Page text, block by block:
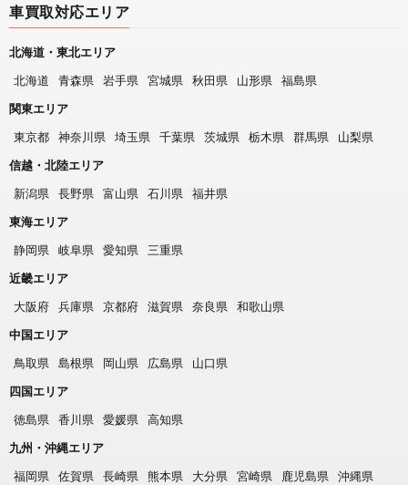
車買取対応エリア
北海道・東北エリア
北海道
青森県 岩手県 宮城県 秋田県 山形県
福島県
関東エリア
東京都
神奈川県 埼玉県 千葉県 茨城県 栃木県 群馬県
山梨県
信越・北陸エリア
新潟県
長野県 富山県 石川県
福井県
東海エリア
静岡県
岐阜県 愛知県
三重県
近畿エリア
大阪府
兵庫県 京都府 滋賀県 奈良県
和歌山県
中国エリア
鳥取県
島根県 岡山県 広島県
山口県
四国エリア
徳島県
香川県 愛媛県
高知県
九州・沖縄エリア
福岡県
佐賀県 長崎県 熊本県 大分県 宮崎県 鹿児島県 沖縄県